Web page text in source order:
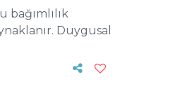
bağımlılık
Duygusal